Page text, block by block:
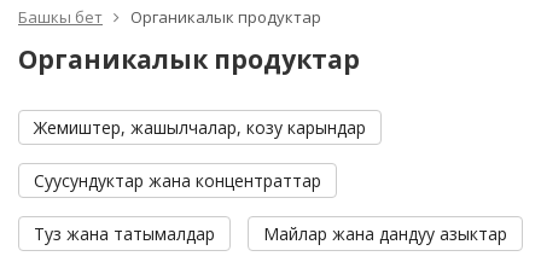
Башкы бет Органикалык продуктар
Органикалык продуктар
Жемиштер, жашылчалар, козу карындар
Суусундуктар жана концентраттар
Туз жана татымалдар Майлар жана дандуу азыктар